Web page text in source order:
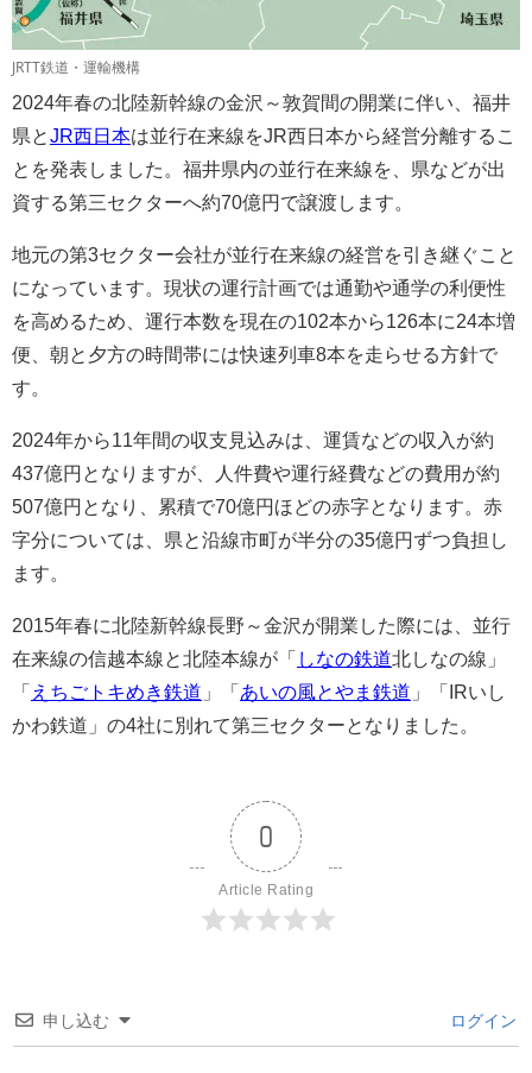
JRTT鉄道・運輸機構
2024年春の北陸新幹線の金沢～敦賀間の開業に伴い、福井
県とJR西日本は並行在来線をJR西日本から経営分離するこ
とを発表しました。福井県内の並行在来線を、県などが出
資する第三セクターへ約70億円で譲渡します。
地元の第3セクター会社が並行在来線の経営を引き継ぐこと
になっています。現状の運行計画では通勤や通学の利便性
を高めるため、運行本数を現在の102本から126本に24本増
便、朝と夕方の時間帯には快速列車8本を走らせる方針で
す。
2024年から11年間の収支見込みは、運賃などの収入が約
437億円となりますが、人件費や運行経費などの費用が約
507億円となり、累積で70億円ほどの赤字となります。赤
字分については、県と沿線市町が半分の35億円ずつ負担し
ます。
2015年春に北陸新幹線長野～金沢が開業した際には、並行
在来線の信越本線と北陸本線が「 しなの鉄道北しなの線」
「 えちごトキめき鉄道 」「 あいの風とやま鉄道 」「IRいし
かわ鉄道」の4社に別れて第三セクターとなりました。
0
Article Rating
申し込む ログイン